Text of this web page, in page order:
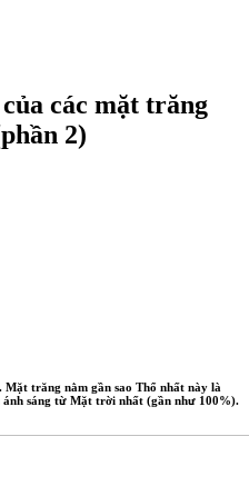
các mặt trăng
2)
trăng nằm gần sao Thổ nhất này là
sáng từ Mặt trời nhất (gần như 100%).